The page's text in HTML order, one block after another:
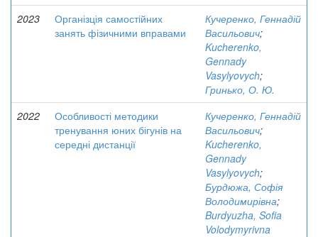
2023
Організція самостійних
занять фізичними вправами
Кучеренко, Геннадій
Васильович;
Kucherenko,
Gennady
Vasylyovych;
Гринько, О. Ю.
2022
Особливості методики
тренування юних бігунів на
середні дистанції
Кучеренко, Геннадій
Васильович;
Kucherenko,
Gennady
Vasylyovych;
Бурдюжа, Софія
Володимирівна;
Burdyuzha, Sofia
Volodymyrivna